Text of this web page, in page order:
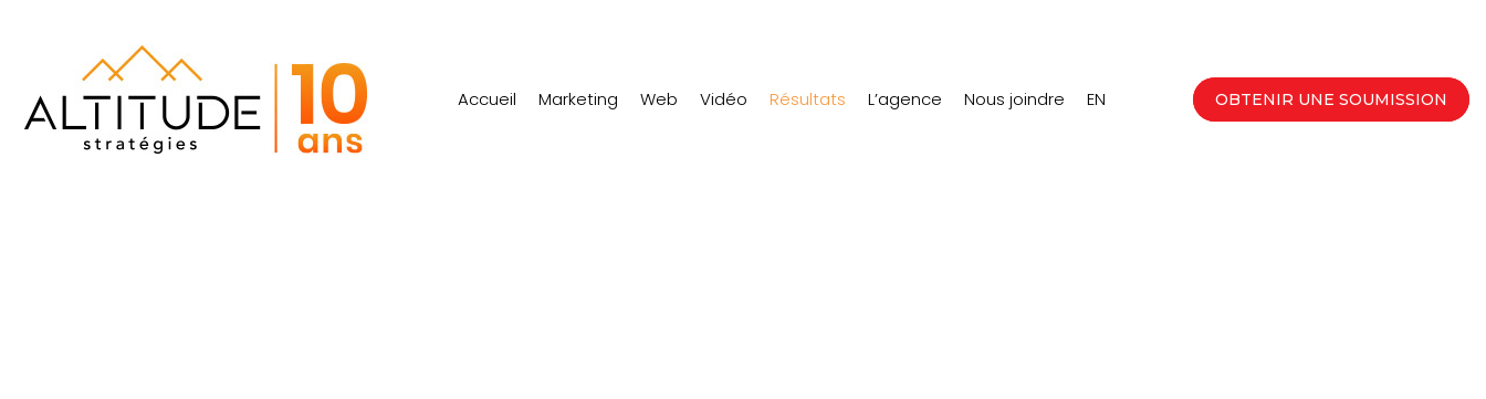
Accueil Marketing Web Vidéo Résultats L’agence Nous joindre EN OBTENIR UNE SOUMISSION